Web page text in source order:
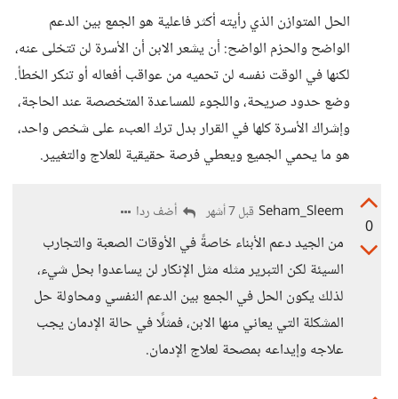
الحل المتوازن الذي رأيته أكثر فاعلية هو الجمع بين الدعم
الواضح والحزم الواضح: أن يشعر الابن أن الأسرة لن تتخلى عنه،
لكنها في الوقت نفسه لن تحميه من عواقب أفعاله أو تنكر الخطأ.
وضع حدود صريحة، واللجوء للمساعدة المتخصصة عند الحاجة،
وإشراك الأسرة كلها في القرار بدل ترك العبء على شخص واحد،
هو ما يحمي الجميع ويعطي فرصة حقيقية للعلاج والتغيير.
0
Seham_Sleem قبل 7 أشهر أضف ردا
من الجيد دعم الأبناء خاصةً في الأوقات الصعبة والتجارب
السيئة لكن التبرير مثله مثل الإنكار لن يساعدوا بحل شيء،
لذلك يكون الحل في الجمع بين الدعم النفسي ومحاولة حل
المشكلة التي يعاني منها الابن، فمثلًا في حالة الإدمان يجب
علاجه وإيداعه بمصحة لعلاج الإدمان.